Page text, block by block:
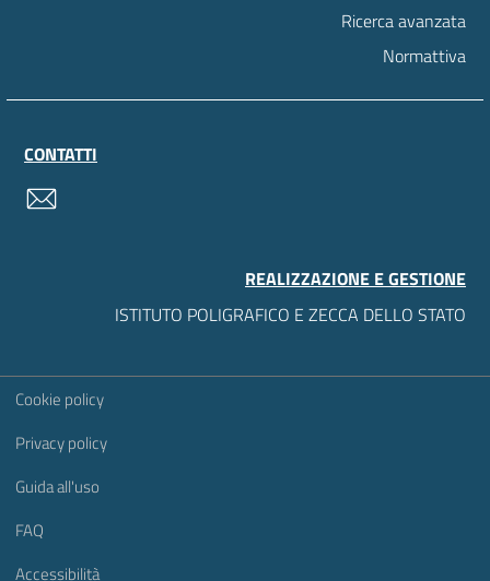
Ricerca avanzata
Normattiva
CONTATTI
REALIZZAZIONE E GESTIONE
ISTITUTO POLIGRAFICO E ZECCA DELLO STATO
Sezione Link Utili
Cookie policy
Privacy policy
Guida all'uso
FAQ
Accessibilità